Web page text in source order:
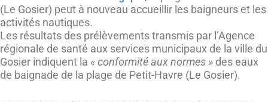
(Le Gosier) peut à nouveau accueillir les baigneurs et les
activités nautiques.
Les résultats des prélèvements transmis par l’Agence
régionale de santé aux services municipaux de la ville du
Gosier indiquent la « conformité aux normes » des eaux
de baignade de la plage de Petit-Havre (Le Gosier).